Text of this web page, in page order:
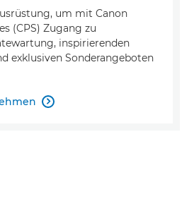
um mit Canon
(CPS) Zugang zu
inspirierenden
exklusiven Sonderangeboten
